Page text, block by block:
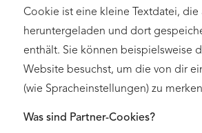
Cookie ist eine kleine Textdatei,
heruntergeladen und dort
enthält. Sie können beispielsweise
Website besuchst, um die von dir
(wie Spracheinstellungen) zu
Was sind Partner-Cookies?